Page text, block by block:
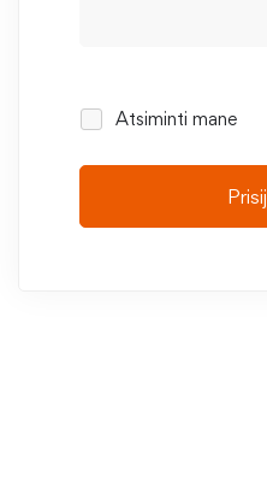
Atsiminti mane